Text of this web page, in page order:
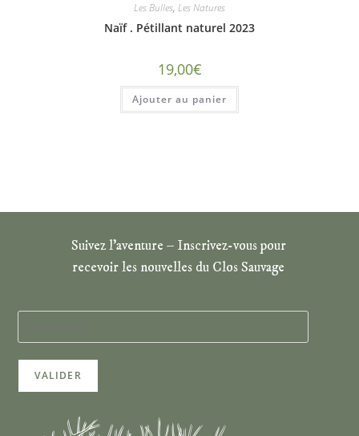
Les Bulles, Les Natures
Naïf . Pétillant naturel 2023
19,00€
Ajouter au panier
Suivez l’aventure – Inscrivez-vous pour
recevoir les nouvelles du Clos Sauvage